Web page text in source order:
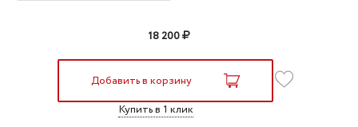
18 200
Добавить в корзину
Купить в 1 клик